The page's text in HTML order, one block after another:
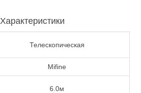
Характеристики
Телескопическая
Mifine
6.0м